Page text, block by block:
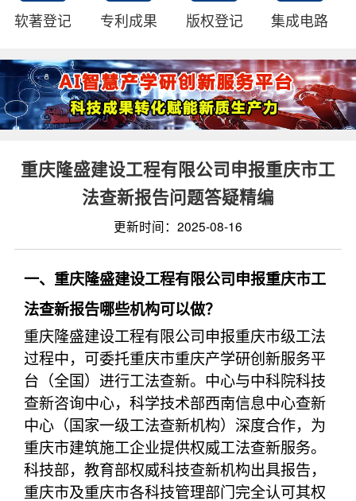
软著登记 专利成果 版权登记 集成电路
重庆隆盛建设工程有限公司申报重庆市工
法查新报告问题答疑精编
更新时间：2025-08-16
一、重庆隆盛建设工程有限公司申报重庆市工
法查新报告哪些机构可以做？
重庆隆盛建设工程有限公司申报重庆市级工法
过程中，可委托重庆市重庆产学研创新服务平
台（全国）进行工法查新。中心与中科院科技
查新咨询中心，科学技术部西南信息中心查新
中心（国家一级工法查新机构）深度合作，为
重庆市建筑施工企业提供权威工法查新服务。
科技部，教育部权威科技查新机构出具报告，
重庆市及重庆市各科技管理部门完全认可其权